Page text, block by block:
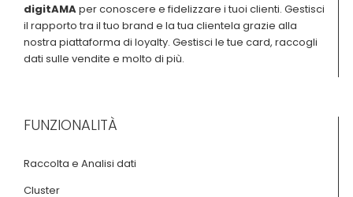
digitAMAper conoscere e fidelizzare i tuoi clienti. Gestisci
il rapporto tra il tuo brand e la tua clientela grazie alla
nostra piattaforma di loyalty. Gestisci le tue card, raccogli
dati sulle vendite e molto di più.
FUNZIONALITÀ
Raccolta e Analisi dati
Cluster